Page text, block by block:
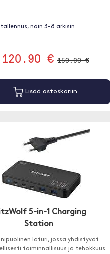
noin 3-8 arkisin
120.90 € 150.90 €
Lisää ostoskoriin
5-in-1 Charging
Station
laturi, jossa yhdistyvät
toiminnallisuus ja tehokkuus